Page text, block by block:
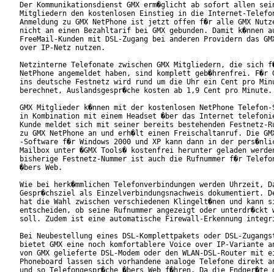
Der Kommunikationsdienst GMX erm�glicht ab sofort allen
Mitgliedern den kostenlosen Einstieg in die Internet-
Anmeldung zu GMX NetPhone ist jetzt offen f�r alle GMX
nicht an einen Bezahltarif bei GMX gebunden. Damit k�nnen
FreeMail-Kunden mit DSL-Zugang bei anderen Providern das
over IP-Netz nutzen.
Netzinterne Telefonate zwischen GMX Mitgliedern, die sich
NetPhone angemeldet haben, sind komplett geb�hrenfrei. F�r
ins deutsche Festnetz wird rund um die Uhr ein Cent pro
berechnet, Auslandsgespr�che kosten ab 1,9 Cent pro
GMX Mitglieder k�nnen mit der kostenlosen NetPhone Telefon-
in Kombination mit einem Headset �ber das Internet
Kunde meldet sich mit seiner bereits bestehenden Festnetz-
zu GMX NetPhone an und erh�lt einen Freischaltanruf. Die
-Software f�r Windows 2000 und XP kann dann in der
Mailbox unter �GMX Tools� kostenfrei herunter geladen
bisherige Festnetz-Nummer ist auch die Rufnummer f�r
�bers Web.
Wie bei herk�mmlichen Telefonverbindungen werden Uhrzeit,
Gespr�chsziel als Einzelverbindungsnachweis dokumentiert.
hat die Wahl zwischen verschiedenen Klingelt�nen und kann
entscheiden, ob seine Rufnummer angezeigt oder unterdr�ckt
soll. Zudem ist eine automatische Firewall-Erkennung
Bei Neubestellung eines DSL-Komplettpakets oder DSL-
bietet GMX eine noch komfortablere Voice over IP-Variante
von GMX gelieferte DSL-Modem oder den WLAN-DSL-Router mit
Phoneboard lassen sich vorhandene analoge Telefone direkt
und so Telefongespr�che �bers Web f�hren. Da die